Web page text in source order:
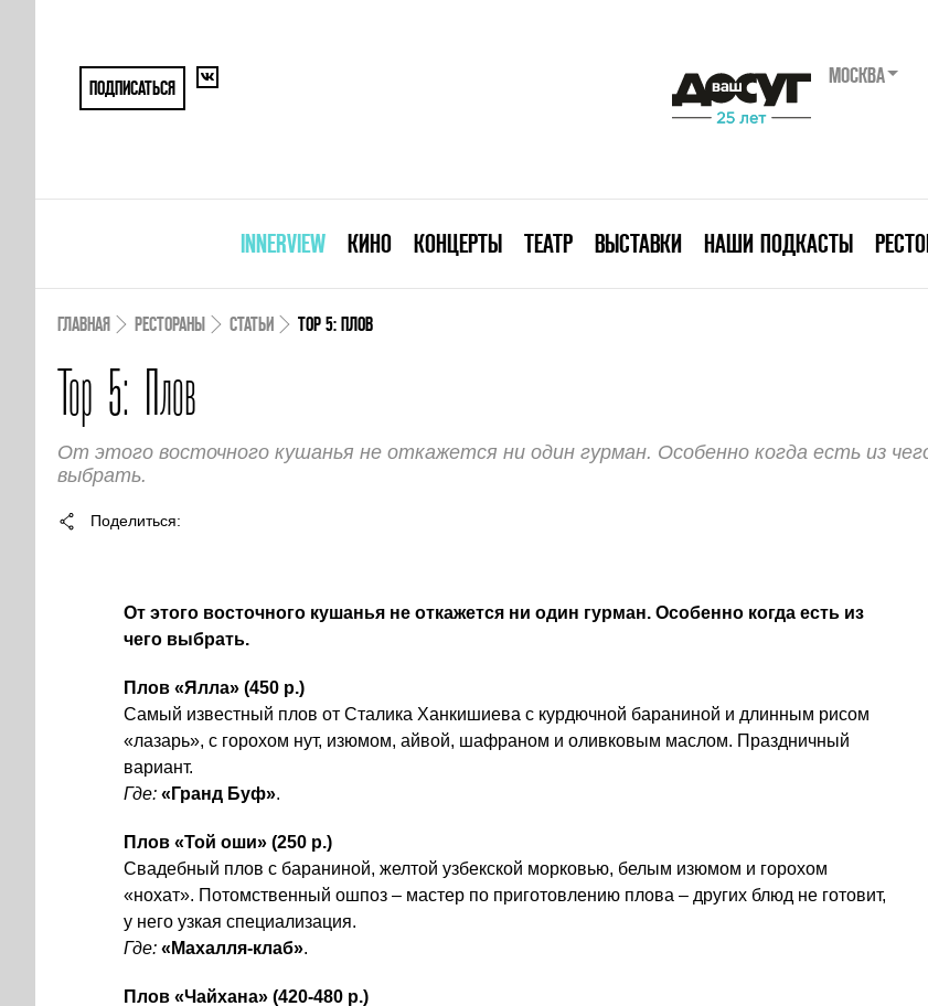
ПОДПИСАТЬСЯ
МОСКВА
INNERVIEW КИНО КОНЦЕРТЫ ТЕАТР ВЫСТАВКИ НАШИ ПОДКАСТЫ
ГЛАВНАЯ РЕСТОРАНЫ СТАТЬИ TOP 5: ПЛОВ
Top 5: Плов
От этого восточного кушанья не откажется ни один гурман. Особенно когда есть из
выбрать.
Поделиться
От этого восточного кушанья не откажется ни один гурман. Особенно когда есть из
чего выбрать.
Плов «Ялла» (450 р.)
Самый известный плов от Сталика Ханкишиева с курдючной бараниной и длинным рисом
«лазарь», с горохом нут, изюмом, айвой, шафраном и оливковым маслом. Праздничный
вариант.
Где: «Гранд Буф».
Плов «Той оши» (250 р.)
Свадебный плов с бараниной, желтой узбекской морковью, белым изюмом и горохом
«нохат». Потомственный ошпоз – мастер по приготовлению плова – других блюд не готовит,
у него узкая специализация.
Где: «Махалля-клаб».
Плов «Чайхана» (420-480 р.)